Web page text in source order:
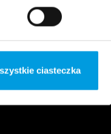
ciasteczka